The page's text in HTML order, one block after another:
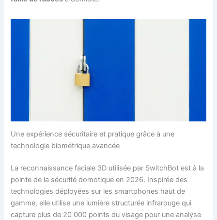
Une expérience sécuritaire et pratique grâce à une
technologie biométrique avancée
La reconnaissance faciale 3D utilisée par SwitchBot est à la
pointe de la sécurité domotique en 2026. Inspirée des
technologies déployées sur les smartphones haut de
gamme, elle utilise une lumière structurée infrarouge qui
capture plus de 20 000 points du visage pour une analyse